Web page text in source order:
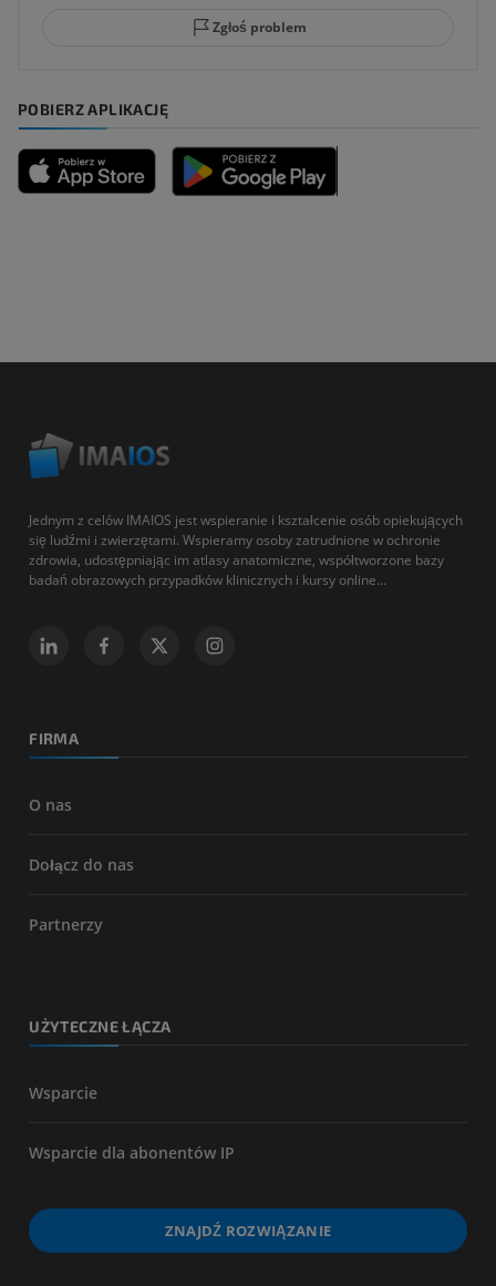
Zgłoś problem
POBIERZ APLIKACJĘ
Jednym z celów IMAIOS jest wspieranie i kształcenie osób opiekujących
się ludźmi i zwierzętami. Wspieramy osoby zatrudnione w ochronie
zdrowia, udostępniając im atlasy anatomiczne, współtworzone bazy
badań obrazowych przypadków klinicznych i kursy online...
FIRMA
O nas
Dołącz do nas
Partnerzy
UŻYTECZNE ŁĄCZA
Wsparcie
Wsparcie dla abonentów IP
ZNAJDŹ ROZWIĄZANIE